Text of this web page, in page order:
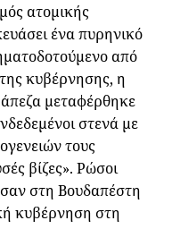
ατομικής
ένα πυρηνικό
από
κυβέρνησης, η
μεταφέρθηκε
στενά με
τους
βίζες». Ρώσοι
στη Βουδαπέστη
κυβέρνηση στη